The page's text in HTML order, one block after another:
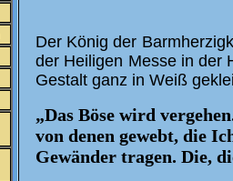
Der König der
der Heiligen Messe in der
Gestalt ganz in Weiß
„Das Böse wird
von denen gewebt, die
Gewänder tragen. Die,